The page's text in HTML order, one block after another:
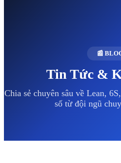
📰
Tin Tức &
Chia sẻ chuyên sâu về Lean,
số từ đội ngũ